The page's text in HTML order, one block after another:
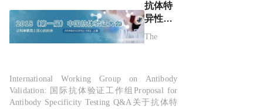
抗体特
异性检
测提议
问答-国
作组
The
International Working Group on Antibody
Validation: 国际抗体验证工作组Proposal for
Antibody Specificity Testing Q&A关于抗体特